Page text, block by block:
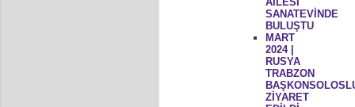
SANATEVİNDE
BULUŞTU
MART
2024 |
RUSYA
TRABZON
ZİYARET